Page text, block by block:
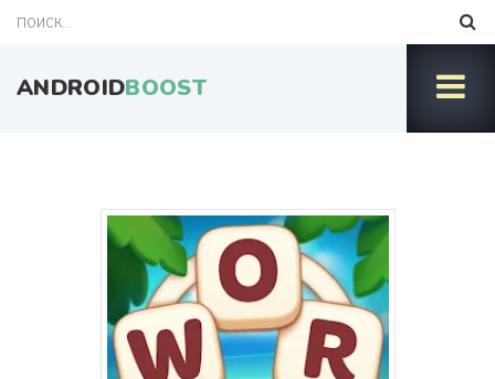
ANDROIDBOOST